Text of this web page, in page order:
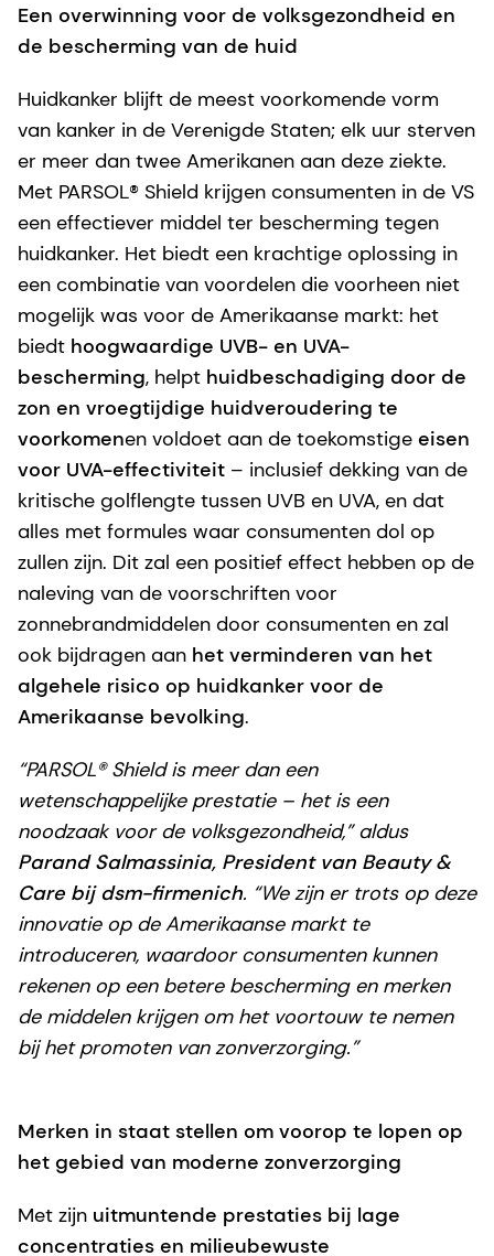
Een overwinning voor de volksgezondheid en
de bescherming van de huid
Huidkanker blijft de meest voorkomende vorm
van kanker in de Verenigde Staten; elk uur sterven
er meer dan twee Amerikanen aan deze ziekte.
Met PARSOL® Shield krijgen consumenten in de VS
een effectiever middel ter bescherming tegen
huidkanker. Het biedt een krachtige oplossing in
een combinatie van voordelen die voorheen niet
mogelijk was voor de Amerikaanse markt: het
biedt hoogwaardige UVB- en UVA-
bescherming, helpt huidbeschadiging door de
zon en vroegtijdige huidveroudering te
voorkomenen voldoet aan de toekomstige eisen
voor UVA-effectiviteit – inclusief dekking van de
kritische golflengte tussen UVB en UVA, en dat
alles met formules waar consumenten dol op
zullen zijn. Dit zal een positief effect hebben op de
naleving van de voorschriften voor
zonnebrandmiddelen door consumenten en zal
ook bijdragen aan het verminderen van het
algehele risico op huidkanker voor de
Amerikaanse bevolking.
“PARSOL® Shield is meer dan een
wetenschappelijke prestatie – het is een
noodzaak voor de volksgezondheid,” aldus
Parand Salmassinia, President van Beauty &
Care bij dsm-firmenich. “We zijn er trots op deze
innovatie op de Amerikaanse markt te
introduceren, waardoor consumenten kunnen
rekenen op een betere bescherming en merken
de middelen krijgen om het voortouw te nemen
bij het promoten van zonverzorging.”
Merken in staat stellen om voorop te lopen op
het gebied van moderne zonverzorging
Met zijn uitmuntende prestaties bij lage
concentraties en milieubewuste